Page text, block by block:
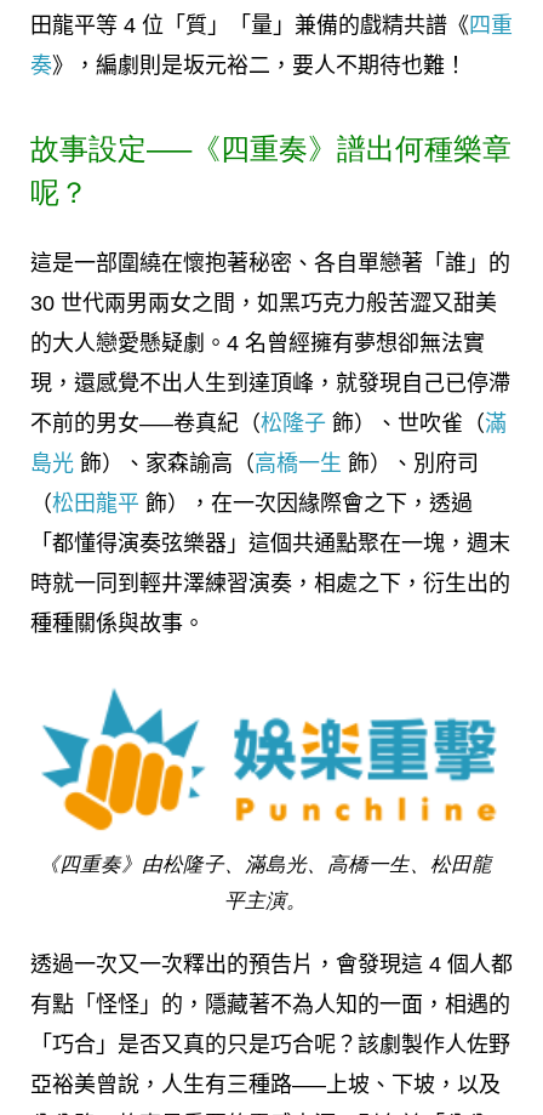
田龍平等 4 位「質」「量」兼備的戲精共譜《 四重
奏》，編劇則是坂元裕二，要人不期待也難！
故事設定—–《四重奏》譜出何種樂章
呢？
這是一部圍繞在懷抱著秘密、各自單戀著「誰」的
30 世代兩男兩女之間，如黑巧克力般苦澀又甜美
的大人戀愛懸疑劇。4 名曾經擁有夢想卻無法實
現，還感覺不出人生到達頂峰，就發現自己已停滯
不前的男女—–卷真紀（松隆子 飾）、世吹雀（滿
島光 飾）、家森諭高（高橋一生 飾）、別府司
（松田龍平 飾），在一次因緣際會之下，透過
「都懂得演奏弦樂器」這個共通點聚在一塊，週末
時就一同到輕井澤練習演奏，相處之下，衍生出的
種種關係與故事。
《四重奏》由松隆子、滿島光、高橋一生、松田龍
平主演。
透過一次又一次釋出的預告片，會發現這 4 個人都
有點「怪怪」的，隱藏著不為人知的一面，相遇的
「巧合」是否又真的只是巧合呢？該劇製作人佐野
亞裕美曾說，人生有三種路—–上坡、下坡，以及